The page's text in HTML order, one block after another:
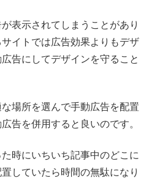
表示されてしまうことがあり
イトでは広告効果よりもデザ
告にしてデザインを守ること
場所を選んで手動広告を配置
告を併用すると良いのです。
時にいちいち記事中のどこに
していたら時間の無駄になり